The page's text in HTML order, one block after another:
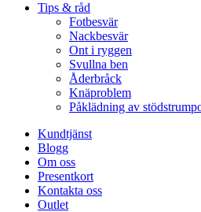
Tips & råd
Fotbesvär
Nackbesvär
Ont i ryggen
Svullna ben
Åderbråck
Knäproblem
Påklädning av
Kundtjänst
Blogg
Om oss
Presentkort
Kontakta oss
Outlet